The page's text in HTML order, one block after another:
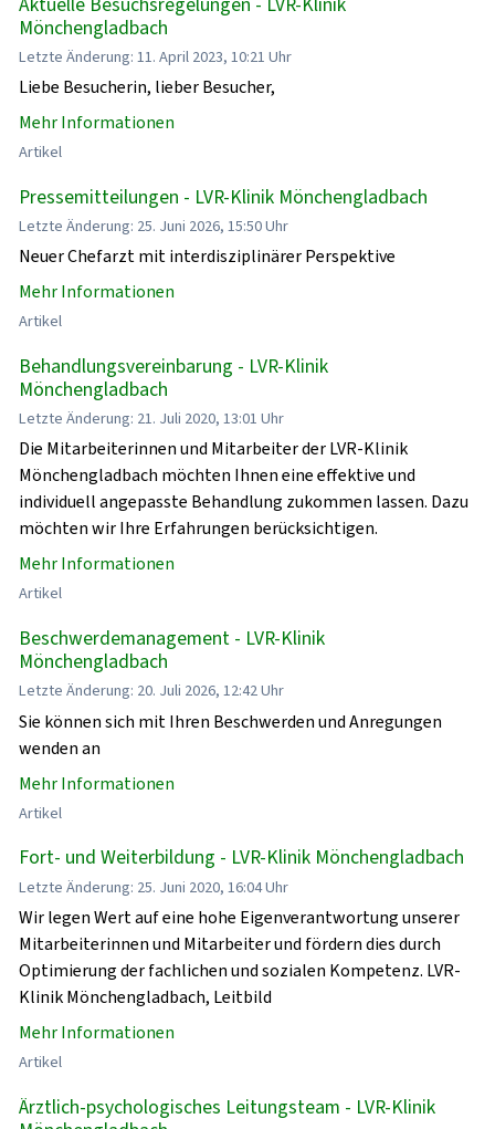
Mönchengladbach
Letzte Änderung: 11. April 2023, 10:21 Uhr
Liebe Besucherin, lieber Besucher,
Mehr Informationen
Artikel
Pressemitteilungen - LVR-Klinik Mönchengladbach
Letzte Änderung: 25. Juni 2026, 15:50 Uhr
Neuer Chefarzt mit interdisziplinärer Perspektive
Mehr Informationen
Artikel
Behandlungsvereinbarung - LVR-Klinik
Mönchengladbach
Letzte Änderung: 21. Juli 2020, 13:01 Uhr
Die Mitarbeiterinnen und Mitarbeiter der LVR-Klinik
Mönchengladbach möchten Ihnen eine effektive und
individuell angepasste Behandlung zukommen lassen. Dazu
möchten wir Ihre Erfahrungen berücksichtigen.
Mehr Informationen
Artikel
Beschwerdemanagement - LVR-Klinik
Mönchengladbach
Letzte Änderung: 20. Juli 2026, 12:42 Uhr
Sie können sich mit Ihren Beschwerden und Anregungen
wenden an
Mehr Informationen
Artikel
Fort- und Weiterbildung - LVR-Klinik Mönchengladbach
Letzte Änderung: 25. Juni 2020, 16:04 Uhr
Wir legen Wert auf eine hohe Eigenverantwortung unserer
Mitarbeiterinnen und Mitarbeiter und fördern dies durch
Optimierung der fachlichen und sozialen Kompetenz. LVR-
Klinik Mönchengladbach, Leitbild
Mehr Informationen
Artikel
Ärztlich-psychologisches Leitungsteam - LVR-Klinik